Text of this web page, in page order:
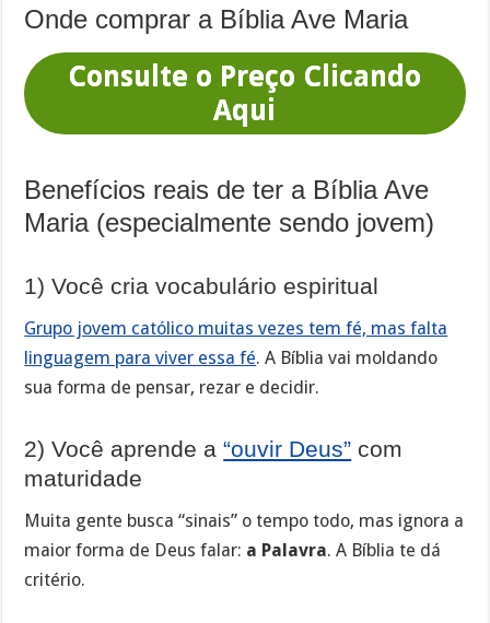
Onde comprar a Bíblia Ave Maria
Consulte o Preço Clicando
Aqui
Benefícios reais de ter a Bíblia Ave
Maria (especialmente sendo jovem)
1) Você cria vocabulário espiritual
Grupo jovem católico muitas vezes tem fé, mas falta
linguagem para viver essa fé. A Bíblia vai moldando
sua forma de pensar, rezar e decidir.
2) Você aprende a“ouvir Deus” com
maturidade
Muita gente busca “sinais” o tempo todo, mas ignora a
maior forma de Deus falar: a Palavra. A Bíblia te dá
critério.